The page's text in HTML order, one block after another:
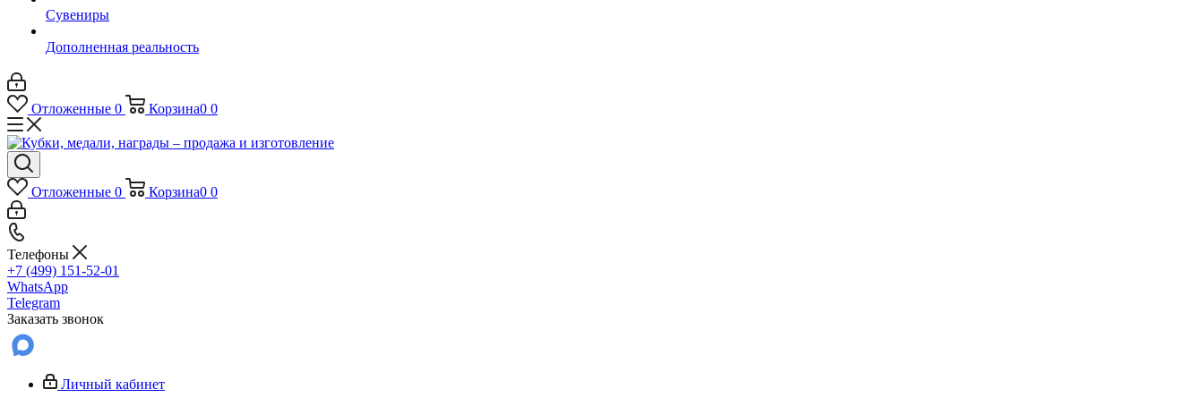
Сувениры
Дополненная реальность
Отложенные 0 Корзина0 0
Отложенные 0 Корзина0 0
Телефоны
+7 (499) 151-52-01
WhatsApp
Telegram
Заказать звонок
Личный кабинет